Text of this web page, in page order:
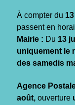
À compter du
passent en
Mairie : Du 13
uniquement le
des samedis
Agence
août, ouverture